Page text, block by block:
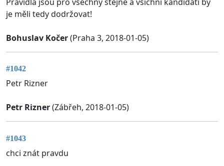
je měli tedy dodržovat!
Bohuslav Kočer(Praha 3, 2018-01-05)
#1042
Petr Rizner
Petr Rizner(Zábřeh, 2018-01-05)
#1043
chci znát pravdu